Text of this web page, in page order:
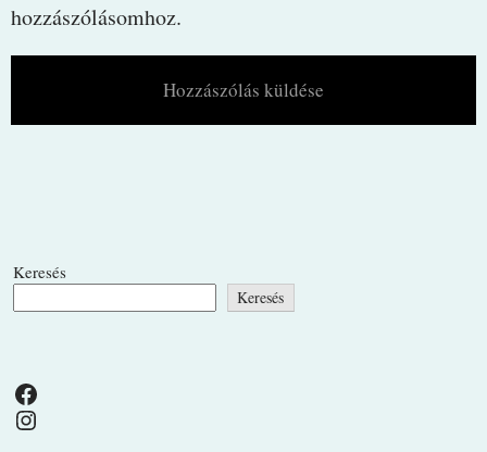
hozzászólásomhoz.
Keresés
Keresés
Facebook
Instagram